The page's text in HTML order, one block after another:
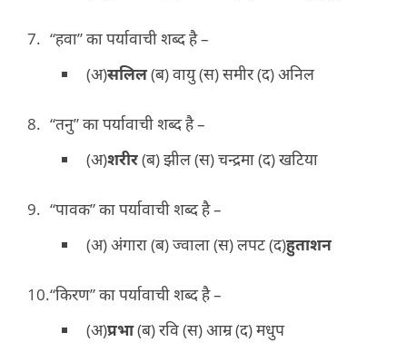
“हवा” का पर्यावाची शब्द है –
(अ)सलिल(ब) वायु (स) समीर (द) अनिल
“तनु” का पर्यावाची शब्द है –
(अ)शरीर(ब) झील (स) चन्द्रमा (द) खटिया
“पावक” का पर्यावाची शब्द है –
(अ) अंगारा (ब) ज्वाला (स) लपट (द)हुताशन
“किरण” का पर्यावाची शब्द है –
(अ)प्रभा(ब) रवि (स) आम्र (द) मधुप